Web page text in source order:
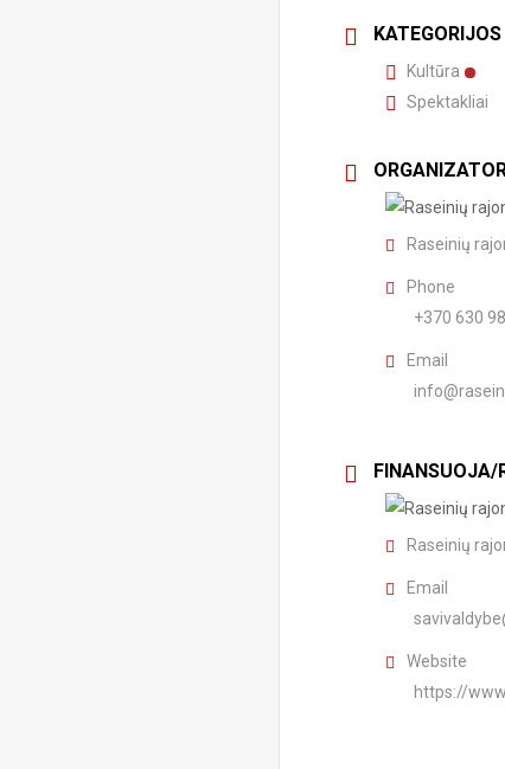
KATEGORIJOS
Kultūra
Spektakliai
Raseinių
Phone
+370 630
Email
FINANSUOJA/
Raseinių
Email
Website
https://